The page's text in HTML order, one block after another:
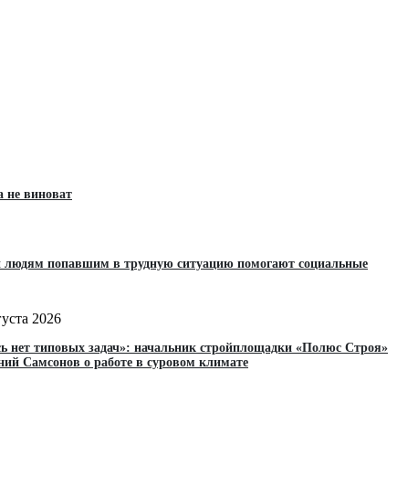
не виноват
людям попавшим в трудную ситуацию помогают социальные
2026
нет типовых задач»: начальник стройплощадки «Полюс Строя»
Самсонов о работе в суровом климате